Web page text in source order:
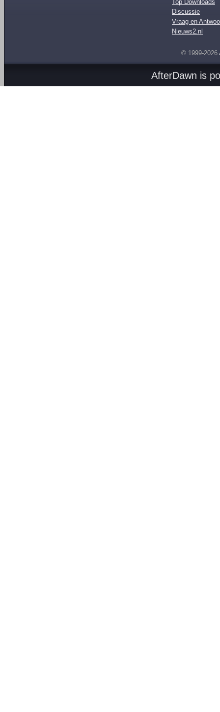
Top Downloads
Discussie
Vraag en
Nieuws2.nl
© 1999-2026
AfterDawn is